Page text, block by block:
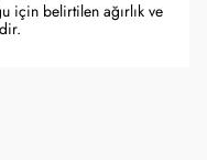
için belirtilen ağırlık ve